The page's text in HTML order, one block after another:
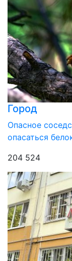
Город
Опасное
опасаться
204 524